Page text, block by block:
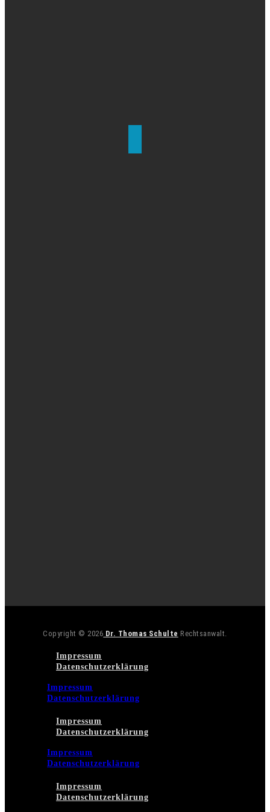
Copyright © 2026 Dr. Thomas Schulte Rechtsanwalt.
Impressum
Datenschutzerklärung
Impressum
Datenschutzerklärung
Impressum
Datenschutzerklärung
Impressum
Datenschutzerklärung
Impressum
Datenschutzerklärung